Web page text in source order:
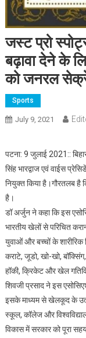
जस्ट प्रो
बढ़ावा देने के
को जनरल
Sports
July 9, 2021
पटना: 9 जुलाई 2021::
सिंह भारद्वाज एवं वाईस
नियुक्त किया है।गौरतलब है
है।
डॉ अर्जुन ने कहा कि इस
भारतीय खेलों से परिचित
युवाओं और बच्चों के शारीरिक
कराटे, जूडो, खो-खो, बॉक्सिंग,
हॉकी, क्रिकेट और खेल
शिवजी प्रसाद ने इस
इसके माध्यम से खेलकूद के
स्कूल, कॉलेज और
विकास में सरकार को पूरा